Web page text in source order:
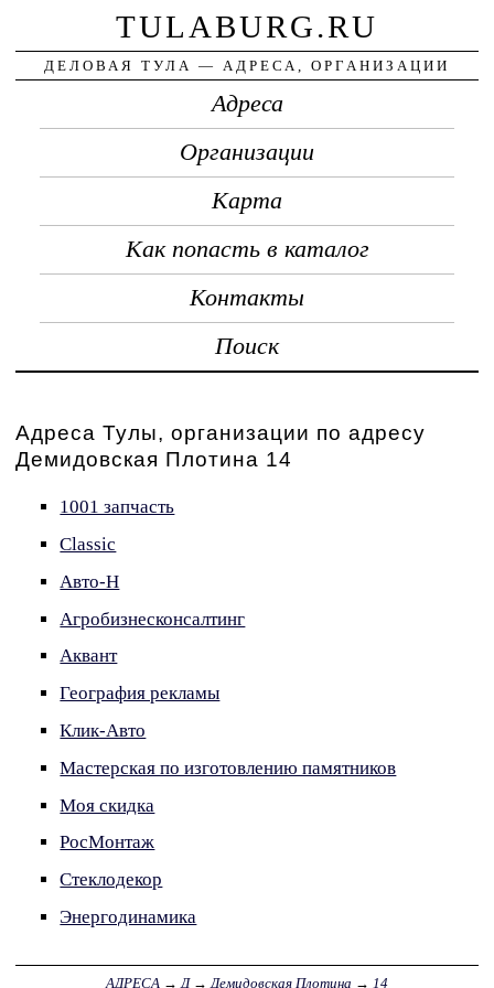
TULABURG.RU
ДЕЛОВАЯ ТУЛА — АДРЕСА, ОРГАНИЗАЦИИ
Адреса
Организации
Карта
Как попасть в каталог
Контакты
Поиск
Адреса Тулы, организации по адресу
Демидовская Плотина 14
1001 запчасть
Classic
Авто-Н
Агробизнесконсалтинг
Аквант
География рекламы
Клик-Авто
Мастерская по изготовлению памятников
Моя скидка
РосМонтаж
Стеклодекор
Энергодинамика
АДРЕСА →Д→Демидовская Плотина → 14